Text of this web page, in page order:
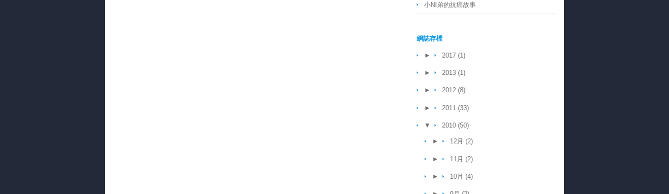
小NI弟的抗癌故事
網誌存檔
► 2017 (1)
► 2013 (1)
► 2012 (8)
► 2011 (33)
▼ 2010 (50)
► 12月 (2)
► 11月 (2)
► 10月 (4)